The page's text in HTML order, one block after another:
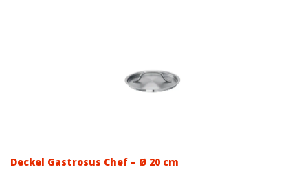
Deckel Gastrosus Chef – Ø 20 cm